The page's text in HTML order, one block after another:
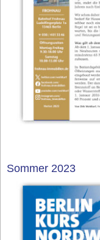
Sommer 2023